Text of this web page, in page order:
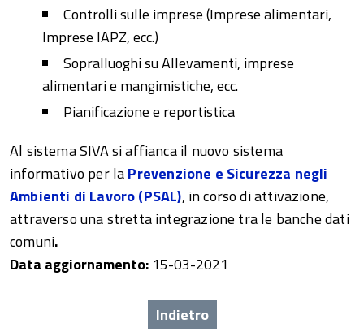
Controlli sulle imprese (Imprese alimentari,
Imprese IAPZ, ecc.)
Sopralluoghi su Allevamenti, imprese
alimentari e mangimistiche, ecc.
Pianificazione e reportistica
Al sistema SIVA si affianca il nuovo sistema
informativo per laPrevenzione e Sicurezza negli
Ambienti di Lavoro (PSAL), in corso di attivazione,
attraverso una stretta integrazione tra le banche dati
comuni.
Data aggiornamento: 15-03-2021
Indietro